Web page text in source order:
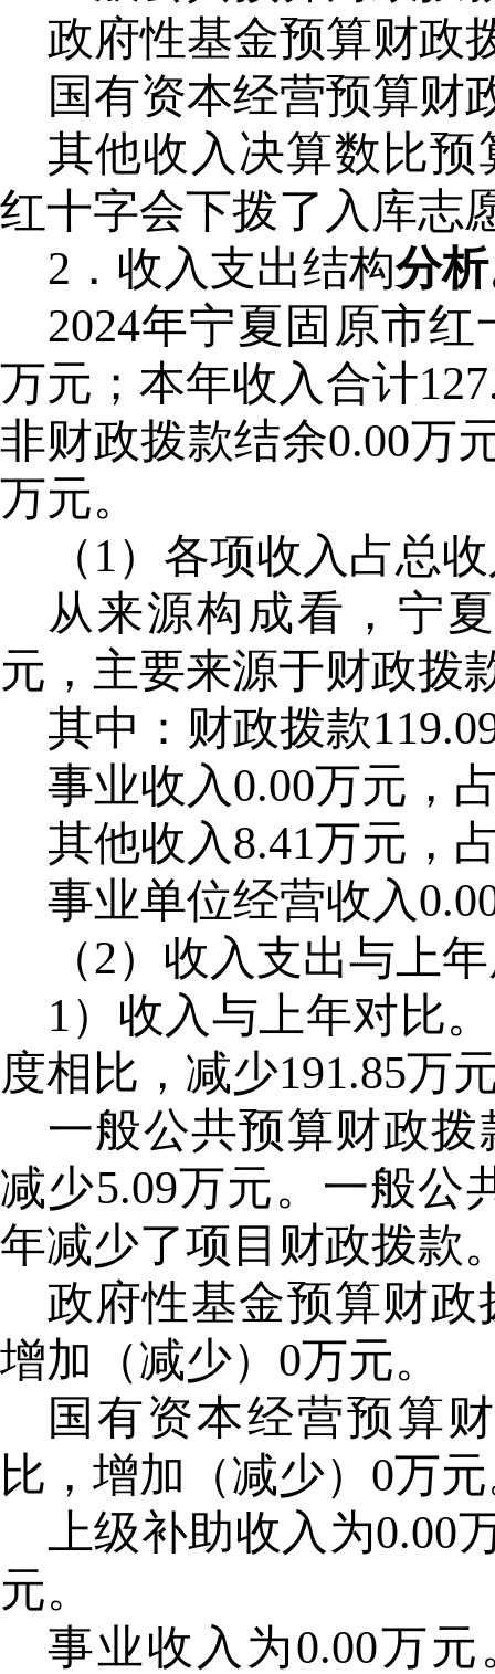
政府性基金预算财政
国有资本经营预算财
其他收入决算数比预
红十字会下拨了入库志
2．收入支出结构分
2024年宁夏固原市
万元；本年收入合计
非财政拨款结余0.00万
万元。
（1）各项收入占总
从来源构成看，宁
元，主要来源于财政拨
其中：财政拨款
事业收入0.00万元，
其他收入8.41万元，
事业单位经营收入
（2）收入支出与上
1）收入与上年对比
度相比，减少191.85万
一般公共预算财政拨
减少5.09万元。一般公
年减少了项目财政拨款
政府性基金预算财政
增加（减少）0万元。
国有资本经营预算
比，增加（减少）0万
上级补助收入为0.00
元。
事业收入为0.00万